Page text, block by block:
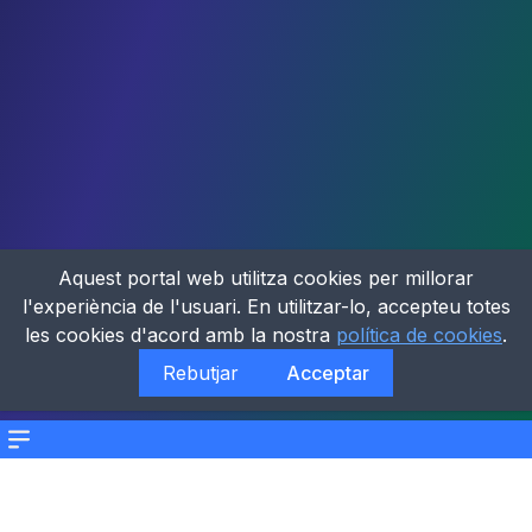
Menu
Aquest portal web utilitza cookies per millorar
l'experiència de l'usuari. En utilitzar-lo, accepteu totes
les cookies d'acord amb la nostra política de cookies.
Rebutjar
Acceptar